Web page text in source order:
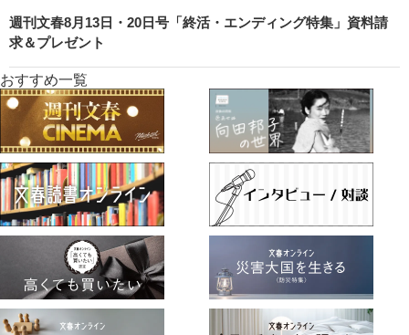
週刊文春8月13日・20日号「終活・エンディング特集」資料請
求＆プレゼント
おすすめ一覧